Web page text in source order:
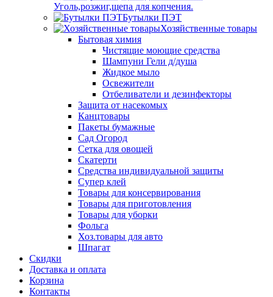
Уголь,розжиг,щепа для копчения.
Бутылки ПЭТ
Хозяйственные товары
Бытовая химия
Чистящие моющие средства
Шампуни Гели д/душа
Жидкое мыло
Освежители
Отбеливатели и дезинфекторы
Защита от насекомых
Канцтовары
Пакеты бумажные
Сад Огород
Сетка для овощей
Скатерти
Средства индивидуальной защиты
Супер клей
Товары для консервирования
Товары для приготовления
Товары для уборки
Фольга
Хоз.товары для авто
Шпагат
Скидки
Доставка и оплата
Корзина
Контакты